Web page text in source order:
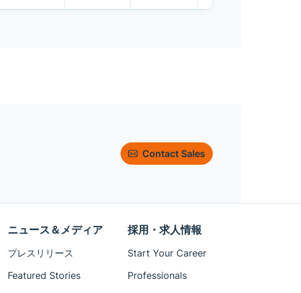
Contact Sales
ニュース＆メディア
プレスリリース
Featured Stories
採用・求人情報
Start Your Career
Professionals